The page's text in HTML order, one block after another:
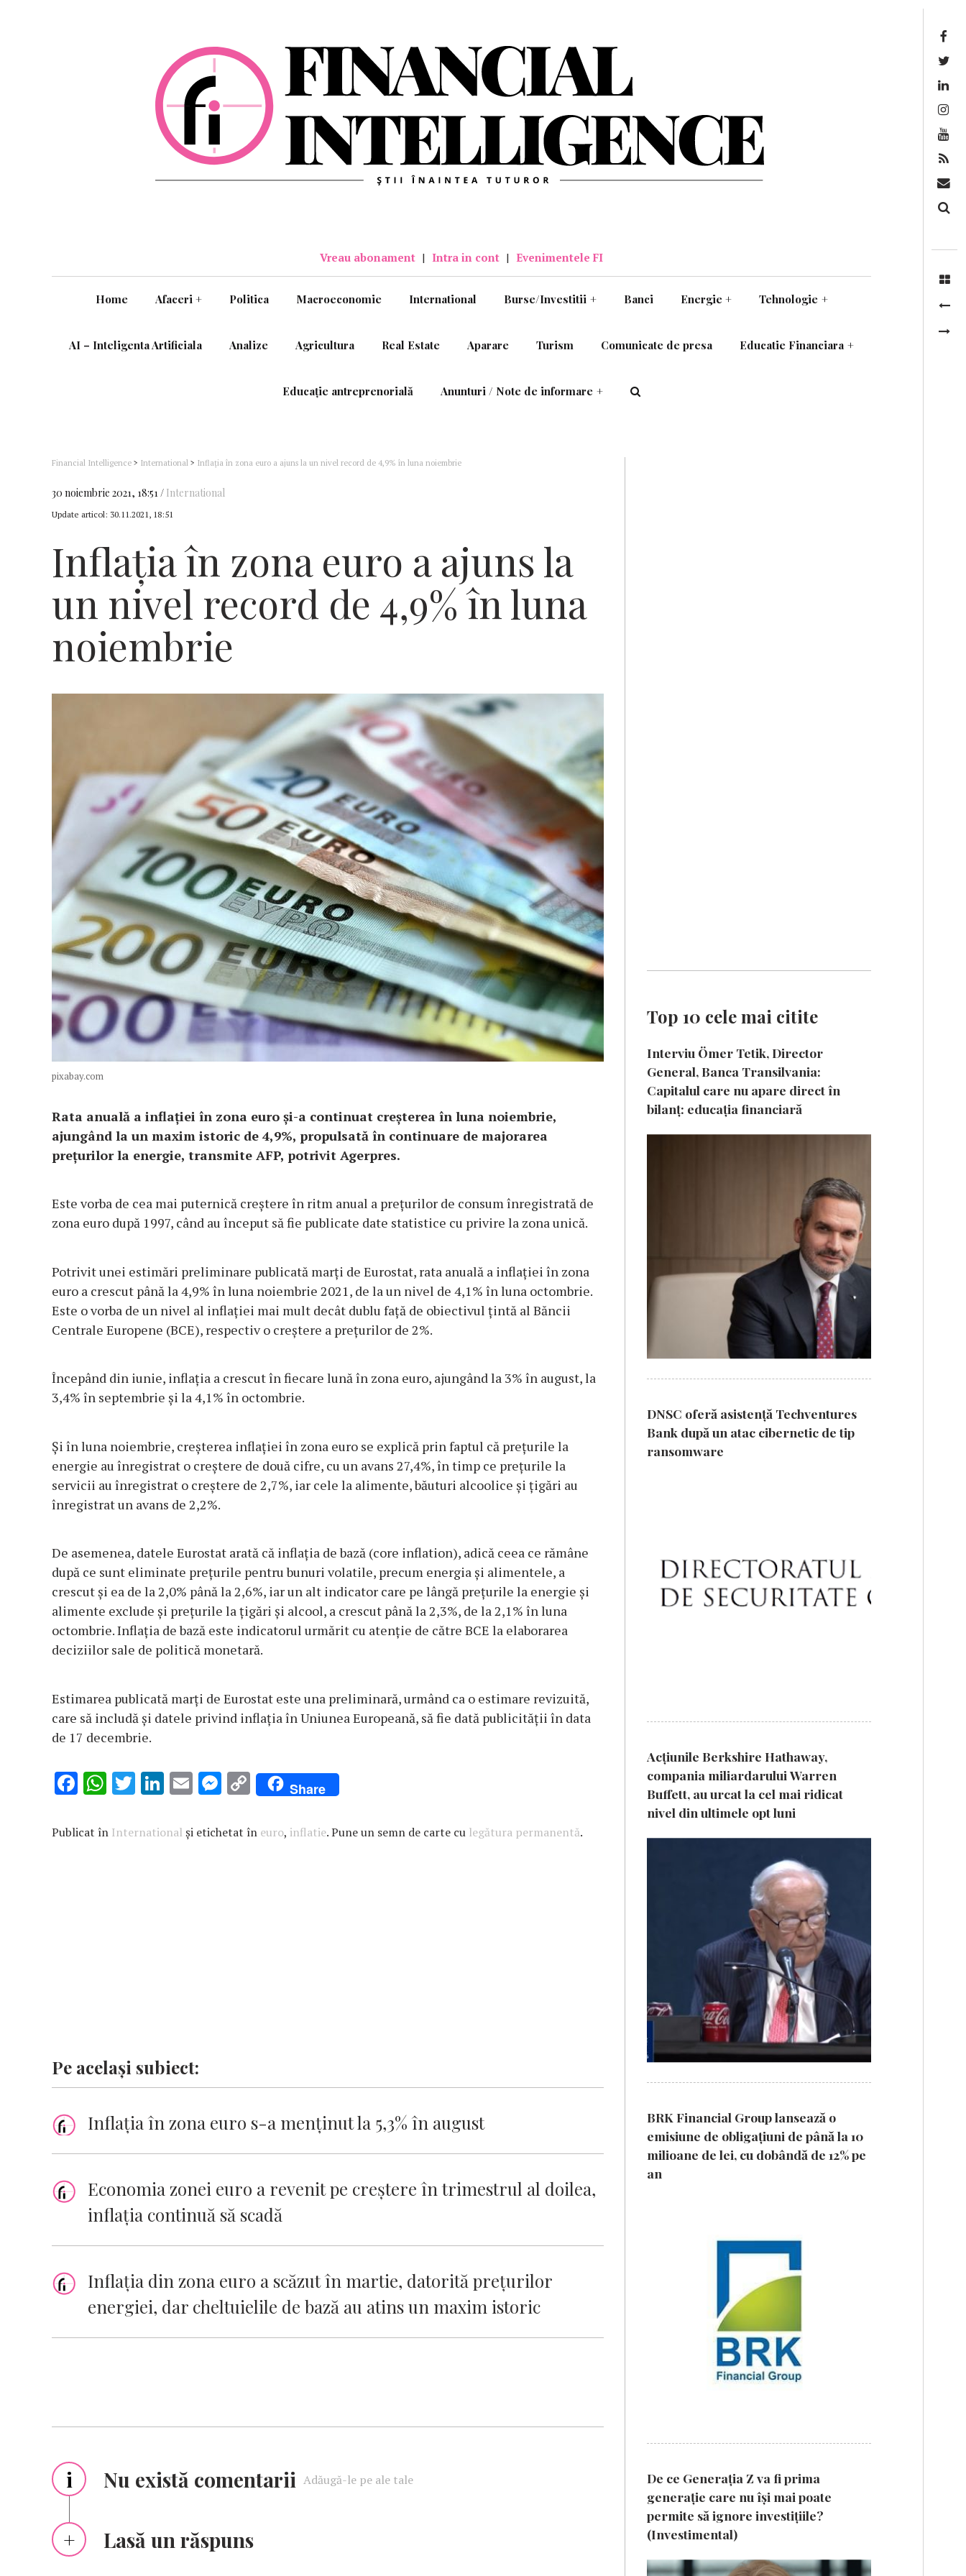
Vreau abonament | Intra in cont | Evenimentele FI
Home Afaceri + Politica Macroeconomie International Burse/Investitii + Banci Energie + Tehnologie +
AI – Inteligenta Artificiala Analize Agricultura Real Estate Aparare Turism Comunicate de presa Educatie Financiara +
Educație antreprenorială Anunturi / Note de informare +
Financial Intelligence > International > Inflaţia în zona euro a ajuns la un nivel record de 4,9% în luna noiembrie
30 noiembrie 2021, 18:51 International
Update articol: 30.11.2021, 18:51
Inflaţia în zona euro a ajuns la
un nivel record de 4,9% în luna
noiembrie
pixabay.com
Rata anuală a inflaţiei în zona euro şi-a continuat creşterea în luna noiembrie,
ajungând la un maxim istoric de 4,9%, propulsată în continuare de majorarea
preţurilor la energie, transmite AFP, potrivit Agerpres.
Este vorba de cea mai puternică creştere în ritm anual a preţurilor de consum înregistrată de
zona euro după 1997, când au început să fie publicate date statistice cu privire la zona unică.
Potrivit unei estimări preliminare publicată marţi de Eurostat, rata anuală a inflaţiei în zona
euro a crescut până la 4,9% în luna noiembrie 2021, de la un nivel de 4,1% în luna octombrie.
Este o vorba de un nivel al inflaţiei mai mult decât dublu faţă de obiectivul ţintă al Băncii
Centrale Europene (BCE), respectiv o creştere a preţurilor de 2%.
Începând din iunie, inflaţia a crescut în fiecare lună în zona euro, ajungând la 3% în august, la
3,4% în septembrie şi la 4,1% în octombrie.
Şi în luna noiembrie, creşterea inflaţiei în zona euro se explică prin faptul că preţurile la
energie au înregistrat o creştere de două cifre, cu un avans 27,4%, în timp ce preţurile la
servicii au înregistrat o creştere de 2,7%, iar cele la alimente, băuturi alcoolice şi ţigări au
înregistrat un avans de 2,2%.
De asemenea, datele Eurostat arată că inflaţia de bază (core inflation), adică ceea ce rămâne
după ce sunt eliminate preţurile pentru bunuri volatile, precum energia şi alimentele, a
crescut şi ea de la 2,0% până la 2,6%, iar un alt indicator care pe lângă preţurile la energie şi
alimente exclude şi preţurile la ţigări şi alcool, a crescut până la 2,3%, de la 2,1% în luna
octombrie. Inflaţia de bază este indicatorul urmărit cu atenţie de către BCE la elaborarea
deciziilor sale de politică monetară.
Estimarea publicată marţi de Eurostat este una preliminară, urmând ca o estimare revizuită,
care să includă şi datele privind inflaţia în Uniunea Europeană, să fie dată publicităţii în data
de 17 decembrie.
F
e
W
at
T
it
Li
k
E
ai
M
se
C
o
p
Share
Publicat în International și etichetat în euro, inflatie. Pune un semn de carte cu legătura permanentă.
Pe același subiect:
Inflaţia în zona euro s-a menţinut la 5,3% în august
Economia zonei euro a revenit pe creştere în trimestrul al doilea,
inflaţia continuă să scadă
Inflația din zona euro a scăzut în martie, datorită prețurilor
energiei, dar cheltuielile de bază au atins un maxim istoric
i Nu există comentarii Adăugă-le pe ale tale
Lasă un răspuns
Top 10 cele mai citite
Interviu Ömer Tetik, Director
General, Banca Transilvania:
Capitalul care nu apare direct în
bilanț: educația financiară
DNSC oferă asistență Techventures
Bank după un atac cibernetic de tip
ransomware
Acțiunile Berkshire Hathaway,
compania miliardarului Warren
Buffett, au urcat la cel mai ridicat
nivel din ultimele opt luni
BRK Financial Group lansează o
emisiune de obligațiuni de până la 10
milioane de lei, cu dobândă de 12% pe
an
De ce Generația Z va fi prima
generație care nu își mai poate
permite să ignore investițiile?
(Investimental)